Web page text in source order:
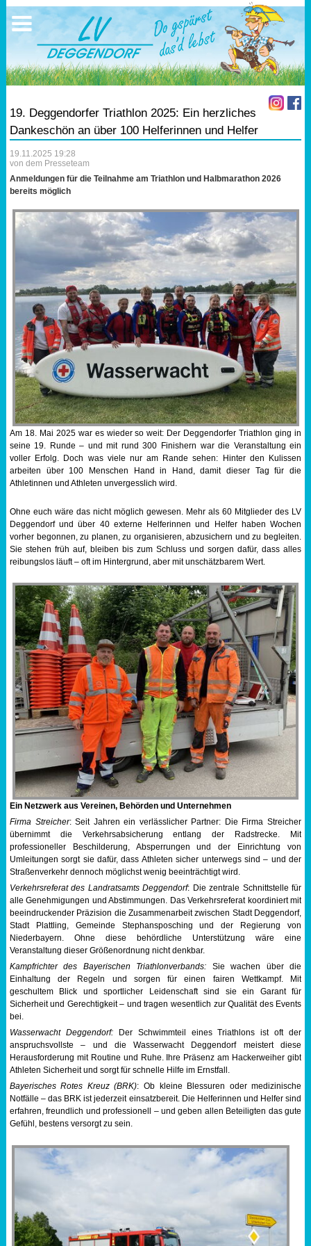
19. Deggendorfer Triathlon 2025: Ein herzliches
Dankeschön an über 100 Helferinnen und Helfer
19.11.2025 19:28
von dem Presseteam
Anmeldungen für die Teilnahme am Triathlon und Halbmarathon 2026
bereits möglich
Am 18. Mai 2025 war es wieder so weit: Der Deggendorfer Triathlon ging in
seine 19. Runde – und mit rund 300 Finishern war die Veranstaltung ein
voller Erfolg. Doch was viele nur am Rande sehen: Hinter den Kulissen
arbeiten über 100 Menschen Hand in Hand, damit dieser Tag für die
Athletinnen und Athleten unvergesslich wird.
Ohne euch wäre das nicht möglich gewesen. Mehr als 60 Mitglieder des LV
Deggendorf und über 40 externe Helferinnen und Helfer haben Wochen
vorher begonnen, zu planen, zu organisieren, abzusichern und zu begleiten.
Sie stehen früh auf, bleiben bis zum Schluss und sorgen dafür, dass alles
reibungslos läuft – oft im Hintergrund, aber mit unschätzbarem Wert.
Ein Netzwerk aus Vereinen, Behörden und Unternehmen
Firma Streicher: Seit Jahren ein verlässlicher Partner: Die Firma Streicher
übernimmt die Verkehrsabsicherung entlang der Radstrecke. Mit
professioneller Beschilderung, Absperrungen und der Einrichtung von
Umleitungen sorgt sie dafür, dass Athleten sicher unterwegs sind – und der
Straßenverkehr dennoch möglichst wenig beeinträchtigt wird.
Verkehrsreferat des Landratsamts Deggendorf: Die zentrale Schnittstelle für
alle Genehmigungen und Abstimmungen. Das Verkehrsreferat koordiniert mit
beeindruckender Präzision die Zusammenarbeit zwischen Stadt Deggendorf,
Stadt Plattling, Gemeinde Stephansposching und der Regierung von
Niederbayern. Ohne diese behördliche Unterstützung wäre eine
Veranstaltung dieser Größenordnung nicht denkbar.
Kampfrichter des Bayerischen Triathlonverbands: Sie wachen über die
Einhaltung der Regeln und sorgen für einen fairen Wettkampf. Mit
geschultem Blick und sportlicher Leidenschaft sind sie ein Garant für
Sicherheit und Gerechtigkeit – und tragen wesentlich zur Qualität des Events
bei.
Wasserwacht Deggendorf:
Der Schwimmteil eines Triathlons ist oft der
anspruchsvollste – und die Wasserwacht Deggendorf meistert diese
Herausforderung mit Routine und Ruhe. Ihre Präsenz am Hackerweiher gibt
Athleten Sicherheit und sorgt für schnelle Hilfe im Ernstfall.
Bayerisches Rotes Kreuz (BRK): Ob kleine Blessuren oder medizinische
Notfälle – das BRK ist jederzeit einsatzbereit. Die Helferinnen und Helfer sind
erfahren, freundlich und professionell – und geben allen Beteiligten das gute
Gefühl, bestens versorgt zu sein.
Sportangebote
Trainingszeiten
Laufen
Triathlon
Nordic Walking
Schwimmen
Orientierungslauf
Nachwuchsförderung
Sportabzeichen
Tempo & Gymnastik
Ausschreibungen
17.05.2026 Triathlon
Ergebnisse
Ergebnisse
Mitgliedschaft
Vereinskleidung
Vorstandschaft
Übungs- Gruppenleiter
Dokumente
SEPA Info
Bankverbindung